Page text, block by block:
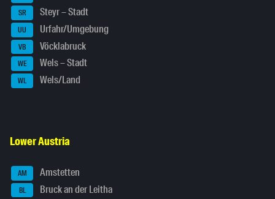
SR Steyr – Stadt
UU Urfahr/Umgebung
VB Vöcklabruck
WE Wels – Stadt
WL Wels/Land
Lower Austria
AM Amstetten
BL Bruck an der Leitha